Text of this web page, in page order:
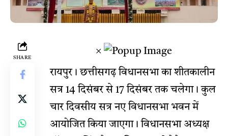
SHARE
×
रायपुर। छत्तीसगढ़ विधानसभा का शीतकालीन
सत्र 14 दिसंबर से 17 दिसंबर तक चलेगा। कुल
चार दिवसीय सत्र नए विधानसभा भवन में
आयोजित किया जाएगा। विधानसभा अध्यक्ष